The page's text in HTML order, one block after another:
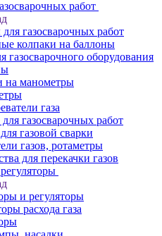
работ
газосварочных работ
колпаки на баллоны
газосварочного оборудования
на манометры
газа
газосварочных работ
газовой сварки
газов, ротаметры
для перекачки газов
и регуляторы
расхода газа